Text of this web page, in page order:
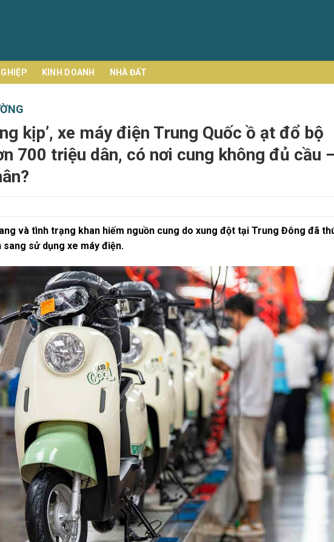
KINH DOANH NHÀ ĐẤT
kịp’, xe máy điện Trung Quốc ồ ạt đổ bộ
700 triệu dân, có nơi cung không đủ cầu
và tình trạng khan hiếm nguồn cung do xung đột tại Trung Đông đã
sử dụng xe máy điện.